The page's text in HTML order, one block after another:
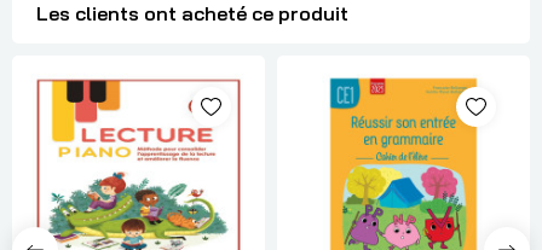
Les clients ont acheté ce produit